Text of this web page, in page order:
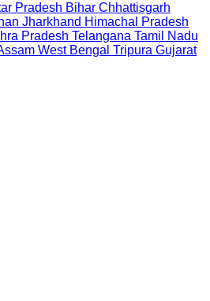
Pradesh Bihar Chhattisgarh
Jharkhand Himachal Pradesh
Pradesh Telangana Tamil Nadu
West Bengal Tripura Gujarat